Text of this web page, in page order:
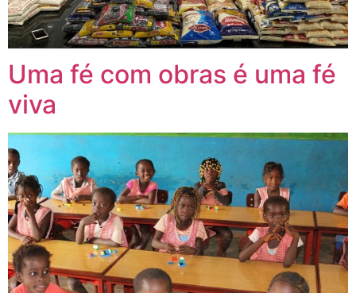
Uma fé com obras é uma fé
viva